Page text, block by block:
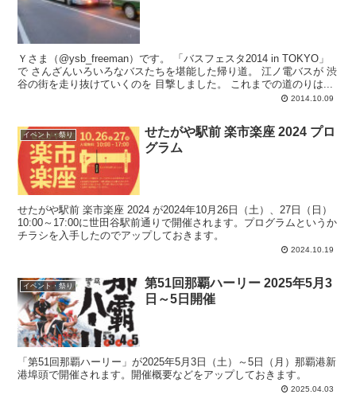
Ｙさま（@ysb_freeman）です。 「バスフェスタ2014 in TOKYO」
で さんざんいろいろなバスたちを堪能した帰り道。 江ノ電バスが 渋
谷の街を走り抜けていくのを 目撃しました。 これまでの道のりは...
2014.10.09
イベント・祭り
せたがや駅前 楽市楽座 2024 プロ
グラム
せたがや駅前 楽市楽座 2024 が2024年10月26日（土）、27日（日）
10:00～17:00に世田谷駅前通りで開催されます。プログラムというか
チラシを入手したのでアップしておきます。
2024.10.19
イベント・祭り
第51回那覇ハーリー 2025年5月3
日～5日開催
「第51回那覇ハーリー」が2025年5月3日（土）～5日（月）那覇港新
港埠頭で開催されます。開催概要などをアップしておきます。
2025.04.03